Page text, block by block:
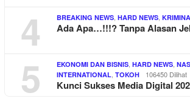
4 BREAKING NEWS HARD NEWS
Ada Apa…!!!? Tanpa Alasan
5 EKONOMI DAN BISNIS HARD NEWS
INTERNATIONAL TOKOH 106450 Dilihat
Kunci Sukses Media Digital